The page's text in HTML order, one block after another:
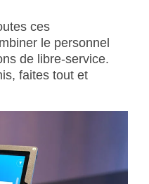
ces
le personnel
de libre-service.
faites tout et